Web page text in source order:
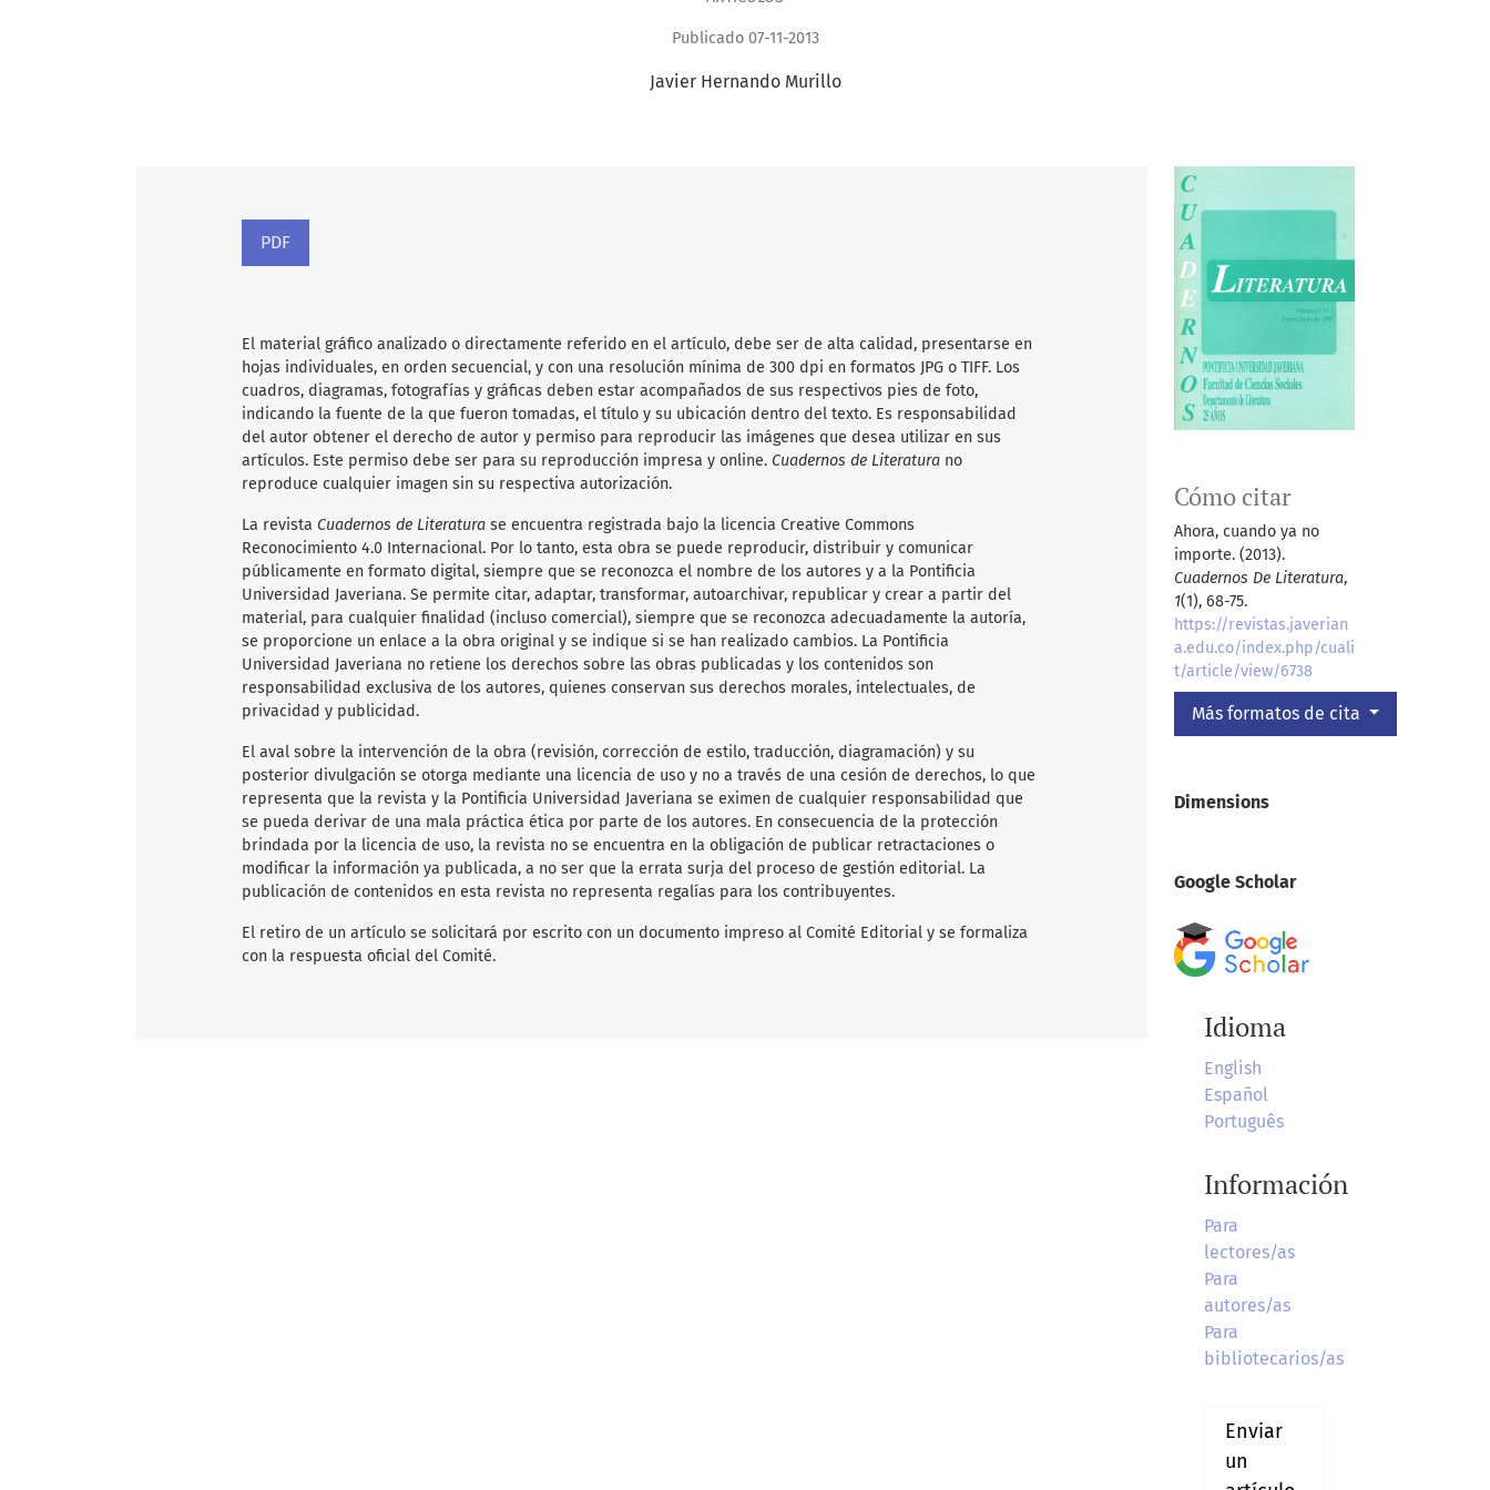
Publicado 07-11-2013
Javier Hernando Murillo
Cómo citar
Ahora, cuando ya no
importe. (2013).
Cuadernos De Literatura,
1(1), 68-75.
https://revistas.javerian
a.edu.co/index.php/cuali
t/article/view/6738
Más formatos de cita
Dimensions
Google Scholar
Idioma
English
Español
Português
Información
Para
lectores/as
Para
autores/as
Para
bibliotecarios/as
Enviar
un
PDF
El material gráfico analizado o directamente referido en el artículo, debe ser de alta calidad, presentarse en
hojas individuales, en orden secuencial, y con una resolución mínima de 300 dpi en formatos JPG o TIFF. Los
cuadros, diagramas, fotografías y gráficas deben estar acompañados de sus respectivos pies de foto,
indicando la fuente de la que fueron tomadas, el título y su ubicación dentro del texto. Es responsabilidad
del autor obtener el derecho de autor y permiso para reproducir las imágenes que desea utilizar en sus
artículos. Este permiso debe ser para su reproducción impresa y online. Cuadernos de Literatura no
reproduce cualquier imagen sin su respectiva autorización.
La revista Cuadernos de Literatura se encuentra registrada bajo la licencia Creative Commons
Reconocimiento 4.0 Internacional. Por lo tanto, esta obra se puede reproducir, distribuir y comunicar
públicamente en formato digital, siempre que se reconozca el nombre de los autores y a la Pontificia
Universidad Javeriana. Se permite citar, adaptar, transformar, autoarchivar, republicar y crear a partir del
material, para cualquier finalidad (incluso comercial), siempre que se reconozca adecuadamente la autoría,
se proporcione un enlace a la obra original y se indique si se han realizado cambios. La Pontificia
Universidad Javeriana no retiene los derechos sobre las obras publicadas y los contenidos son
responsabilidad exclusiva de los autores, quienes conservan sus derechos morales, intelectuales, de
privacidad y publicidad.
El aval sobre la intervención de la obra (revisión, corrección de estilo, traducción, diagramación) y su
posterior divulgación se otorga mediante una licencia de uso y no a través de una cesión de derechos, lo que
representa que la revista y la Pontificia Universidad Javeriana se eximen de cualquier responsabilidad que
se pueda derivar de una mala práctica ética por parte de los autores. En consecuencia de la protección
brindada por la licencia de uso, la revista no se encuentra en la obligación de publicar retractaciones o
modificar la información ya publicada, a no ser que la errata surja del proceso de gestión editorial. La
publicación de contenidos en esta revista no representa regalías para los contribuyentes.
El retiro de un artículo se solicitará por escrito con un documento impreso al Comité Editorial y se formaliza
con la respuesta oficial del Comité.